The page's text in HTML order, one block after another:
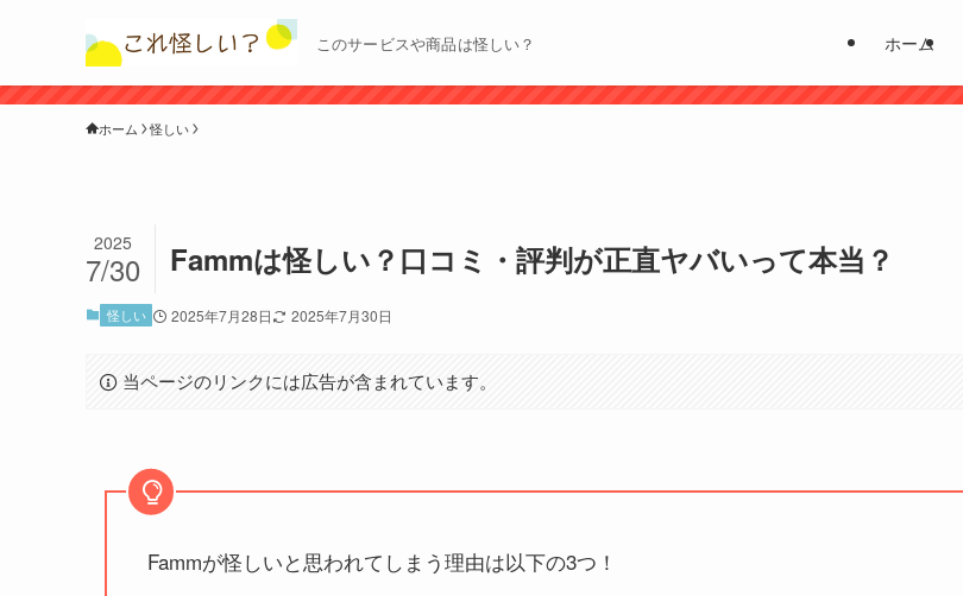
このサービスや商品は怪しい？ ホーム
ホーム 怪しい
Fammは怪しい？口コミ・評判が正直ヤバいって本当？
2025
7/30
怪しい 2025年7月28日 2025年7月30日
当ページのリンクには広告が含まれています。
Fammが怪しいと思われてしまう理由は以下の3つ！